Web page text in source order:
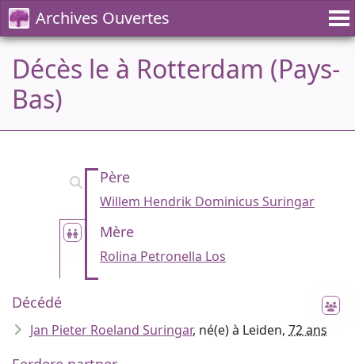
Archives Ouvertes
Décès le à Rotterdam (Pays-
Bas)
Père
Willem Hendrik Dominicus Suringar
Mère
Rolina Petronella Los
Décédé
Jan Pieter Roeland Suringar, né(e) à Leiden, 72 ans